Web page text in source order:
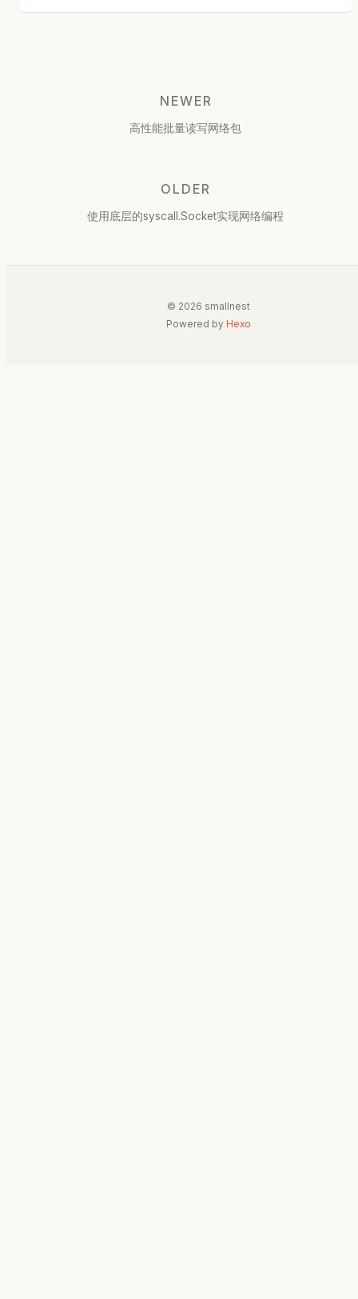
NEWER
高性能批量读写网络包
OLDER
使用底层的syscall.Socket实现网络编程
© 2026 smallnest
Powered by Hexo